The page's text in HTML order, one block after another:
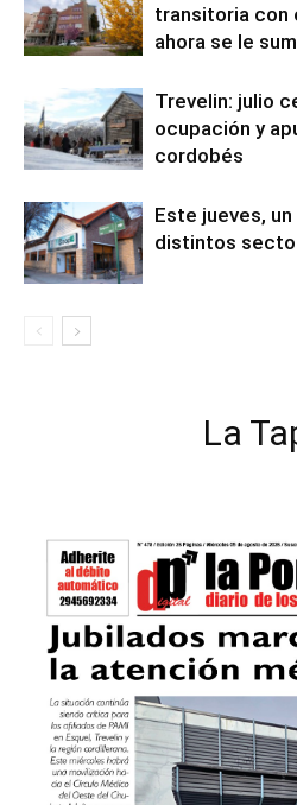
transitoria con
ahora se le
Trevelin: julio
ocupación y
cordobés
Este jueves,
distintos
La